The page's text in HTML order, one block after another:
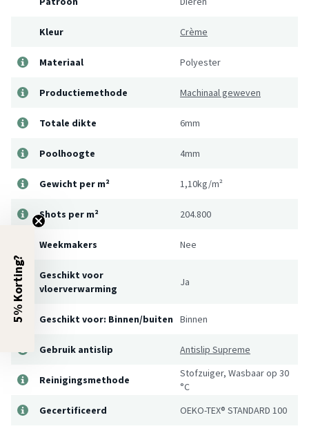
Kleur Crème
Materiaal Polyester
Productiemethode Machinaal geweven
Totale dikte 6mm
Poolhoogte 4mm
Gewicht per m² 1,10kg/m²
Shots per m² 204.800
Weekmakers Nee
Geschikt voor
vloerverwarming
Ja
Geschikt voor: Binnen/buiten Binnen
Gebruik antislip Antislip Supreme
Reinigingsmethode
Stofzuiger, Wasbaar op 30
°C
Gecertificeerd
OEKO-TEX® STANDARD 100
5% Korting?